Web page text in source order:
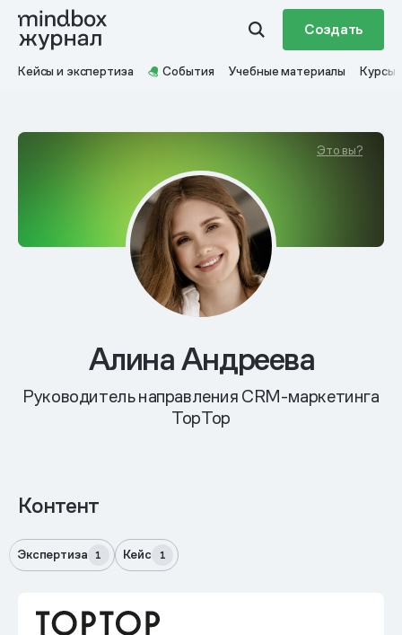
Создать
Кейсы и экспертиза События Учебные материалы Курсы
Это вы?
Алина Андреева
Руководитель направления CRM-маркетинга
TopTop
Контент
Экспертиза 1 Кейс 1